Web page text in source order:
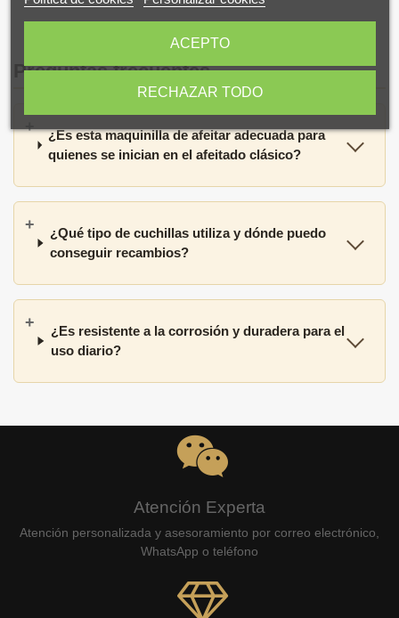
Preguntas frecuentes
¿Es esta maquinilla de afeitar adecuada para
quienes se inician en el afeitado clásico?
¿Qué tipo de cuchillas utiliza y dónde puedo
conseguir recambios?
¿Es resistente a la corrosión y duradera para el
uso diario?
RECHAZAR TODO
ACEPTO
Atención Experta
Atención personalizada y asesoramiento por correo electrónico,
WhatsApp o teléfono